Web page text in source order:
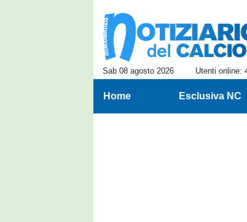
Sab 08 agosto 2026 Utenti online:
Home Esclusiva NC